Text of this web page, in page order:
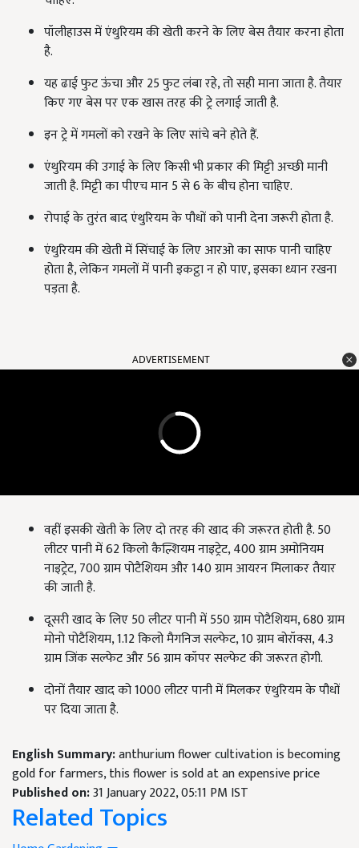
पॉलीहाउस में एंथुरियम की खेती करने के लिए बेस तैयार करना होता
है.
यह ढाई फुट ऊंचा और 25 फुट लंबा रहे, तो सही माना जाता है. तैयार
किए गए बेस पर एक खास तरह की ट्रे लगाई जाती है.
इन ट्रे में गमलों को रखने के लिए सांचे बने होते हैं.
एंथुरियम की उगाई के लिए किसी भी प्रकार की मिट्टी अच्छी मानी
जाती है. मिट्टी का पीएच मान 5 से 6 के बीच होना चाहिए.
रोपाई के तुरंत बाद एंथुरियम के पौधों को पानी देना जरूरी होता है.
एंथुरियम की खेती में सिंचाई के लिए आरओ का साफ पानी चाहिए
होता है, लेकिन गमलों में पानी इकट्ठा न हो पाए, इसका ध्यान रखना
पड़ता है.
ADVERTISEMENT
वहीं इसकी खेती के लिए दो तरह की खाद की जरूरत होती है. 50
लीटर पानी में 62 किलो कैल्शियम नाइट्रेट, 400 ग्राम अमोनियम
नाइट्रेट, 700 ग्राम पोटैशियम और 140 ग्राम आयरन मिलाकर तैयार
की जाती है.
दूसरी खाद के लिए 50 लीटर पानी में 550 ग्राम पोटैशियम, 680 ग्राम
मोनो पोटैशियम, 1.12 किलो मैगनिज सल्फेट, 10 ग्राम बोरॉक्स, 4.3
ग्राम जिंक सल्फेट और 56 ग्राम कॉपर सल्फेट की जरूरत होगी.
दोनों तैयार खाद को 1000 लीटर पानी में मिलकर एंथुरियम के पौधों
पर दिया जाता है.
English Summary:anthurium flower cultivation is becoming
gold for farmers, this flower is sold at an expensive price
Published on:31 January 2022, 05:11 PM IST
Related Topics